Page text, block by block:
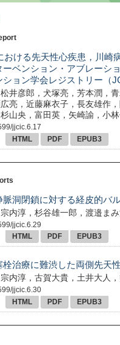
おける先天性心疾患，川崎
ーベンション・アブレーシ
ション学会レジストリー（
井彦郎，犬塚亮，芳本潤，
亮，近藤麻衣子，長友雄作
山央，富田英，矢崎諭，小
jjcic.6.17
HTML
PDF EPUB3
脈洞閉鎖に対する経皮的バ
内淳，杉谷雄一郎，渡邉ま
jjcic.6.29
HTML
PDF EPUB3
栓治療に難渋した両側先天
内淳，古賀大貴，土井大人
jjcic.6.30
HTML
PDF EPUB3